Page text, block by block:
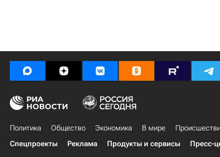
Политика Общество Экономика В мире
Спецпроекты
Реклама Продукты и сервисы Пресс-